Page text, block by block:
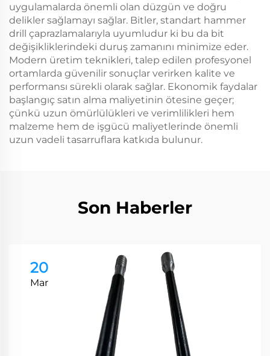
uygulamalarda önemli olan düzgün ve doğru
delikler sağlamayı sağlar. Bitler, standart hammer
drill çaprazlamalarıyla uyumludur ki bu da bit
değişikliklerindeki duruş zamanını minimize eder.
Modern üretim teknikleri, talep edilen profesyonel
ortamlarda güvenilir sonuçlar verirken kalite ve
performansı sürekli olarak sağlar. Ekonomik faydalar
başlangıç satın alma maliyetinin ötesine geçer;
çünkü uzun ömürlülükleri ve verimlilikleri hem
malzeme hem de işgücü maliyetlerinde önemli
uzun vadeli tasarruflara katkıda bulunur.
Son Haberler
20
Mar